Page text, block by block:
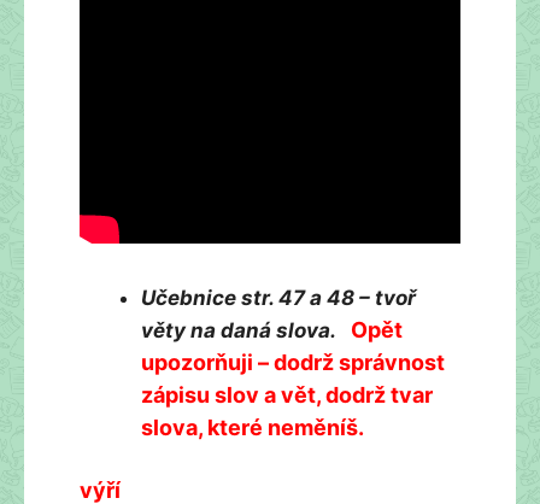
Učebnice str. 47 a 48 – tvoř
věty na daná slova. Opět
upozorňuji – dodrž správnost
zápisu slov a vět, dodrž tvar
slova, které neměníš.
výří